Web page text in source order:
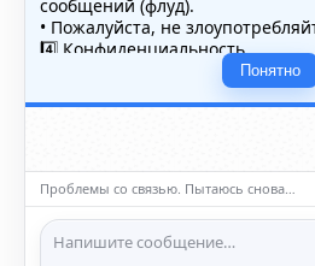
сообщений (флуд).
• Пожалуйста, не
4️⃣ Конфиденциальность
• Не публикуйте личные
(телефоны, адреса, документы).
5️⃣ Уместность контента
насилию.
ℹ️ Модераторы и
сообщения и ограничивать
нарушении правил.
Понятно
Проблемы со связью. Пытаюсь снова…